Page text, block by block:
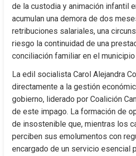
de la custodia y animación infantil
acumulan una demora de dos
retribuciones salariales, una
riesgo la continuidad de una
conciliación familiar en el
La edil socialista Carol Alejandra
directamente a la gestión
gobierno, liderado por Coalición
de este impago. La formación de
de insostenible que, mientras los
perciben sus emolumentos con
encargado de un servicio esencial